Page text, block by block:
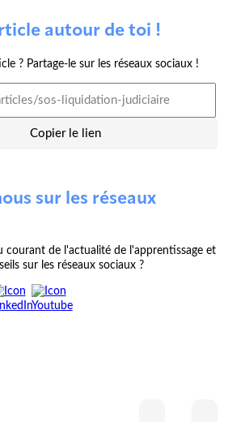
autour de toi !
? Partage-le sur les réseaux sociaux !
Copier le lien
sur les réseaux
courant de l'actualité de l'apprentissage et
sur les réseaux sociaux ?